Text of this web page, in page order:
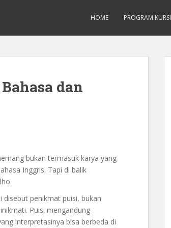
Untuk Pemula Mataram
HOME PROGRAM
dan
bukan termasuk karya yang
Inggris. Tapi di balik
disebut penikmat puisi, bukan
Puisi mengandung
interpretasinya bisa berbeda di